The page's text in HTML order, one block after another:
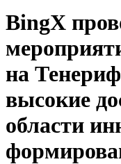
BingX
на
высокие
области